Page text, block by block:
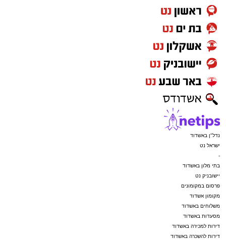
נדל"ן באשדוד
ישראל נט
-
בתי מלון באשדוד
יישובניק נט
פרסום במקומונים
מקומון אשדוד
משלוחים באשדוד
מסעדות באשדוד
דירות למכירה באשדוד
דירות להשכרה באשדוד